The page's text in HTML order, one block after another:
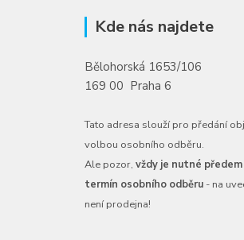
Kde nás najdete
Bělohorská 1653/106
169 00 Praha 6
Tato adresa slouží pro předání
volbou osobního odběru.
Ale pozor, vždy je nutné
termín osobního odběru - na
není prodejna!